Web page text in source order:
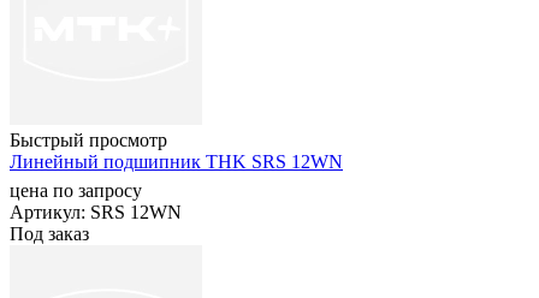
Быстрый просмотр
Линейный подшипник THK SRS 12WN
цена по запросу
Артикул: SRS 12WN
Под заказ